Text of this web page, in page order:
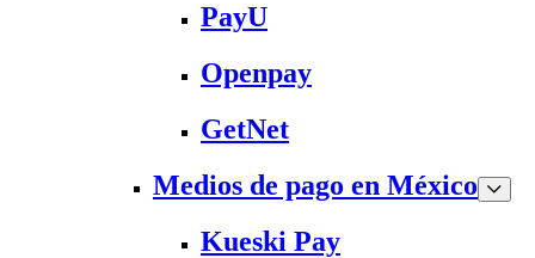
PayU
Openpay
GetNet
Medios de pago en México
Kueski Pay